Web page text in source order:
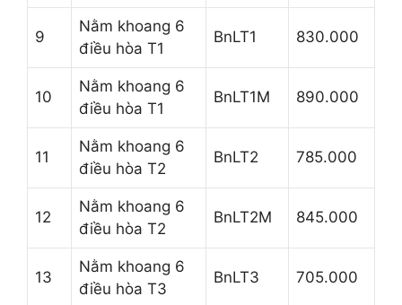
9
Nằm khoang 6
điều hòa T1
BnLT1 830.000
10
Nằm khoang 6
điều hòa T1
BnLT1M 890.000
11
Nằm khoang 6
điều hòa T2
BnLT2 785.000
12
Nằm khoang 6
điều hòa T2
BnLT2M 845.000
13
Nằm khoang 6
điều hòa T3
BnLT3 705.000